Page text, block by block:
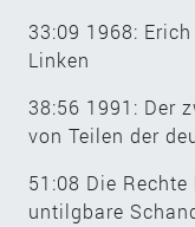
33:09 1968:
Linken
38:56 1991: Der
von Teilen der
51:08 Die
untilgbare